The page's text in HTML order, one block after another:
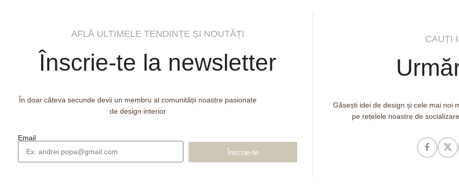
AFLĂ ULTIMELE TENDINȚE ȘI NOUTĂȚI
Înscrie-te la newsletter
În doar câteva secunde devii un membru al comunității noastre pasionate
de design interior
Email
Înscrie-te
CAUȚI
Găsești idei de design și cele mai noi
pe rețelele noastre de socializare